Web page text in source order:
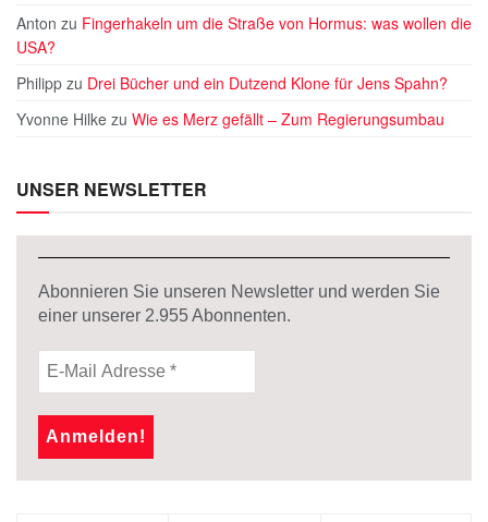
Anton zu Fingerhakeln um die Straße von Hormus: was wollen die
USA?
Philipp zu Drei Bücher und ein Dutzend Klone für Jens Spahn?
Yvonne Hilke zu Wie es Merz gefällt – Zum Regierungsumbau
UNSER NEWSLETTER
Abonnieren Sie unseren Newsletter und werden Sie
einer unserer 2.955Abonnenten.